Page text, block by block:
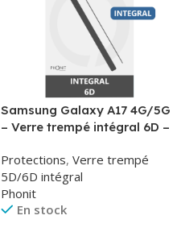
Samsung Galaxy A17 4G/5G
– Verre trempé intégral 6D –
Protections, Verre trempé
5D/6D intégral
Phonit
En stock